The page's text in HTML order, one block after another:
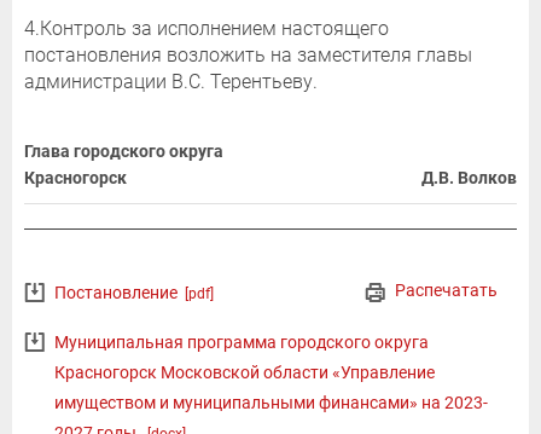
4.Контроль за исполнением настоящего
постановления возложить на заместителя главы
администрации B.C. Терентьеву.
Глава городского округа
Красногорск
Д.В. Волков
Распечатать
Постановление [pdf]
Муниципальная программа городского округа
Красногорск Московской области «Управление
имуществом и муниципальными финансами» на 2023-